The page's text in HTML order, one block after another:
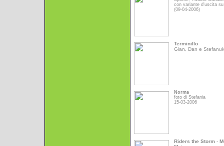
con variante d'uscita
(09-04-2006)
Terminillo
Gian, Dan e Stefanuk
Norma
foto di Stefania
15-03-2006
Riders the Storm -